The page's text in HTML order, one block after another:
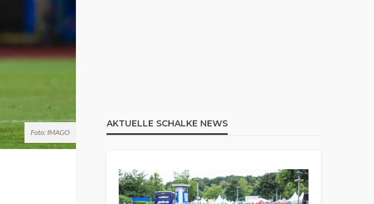
Foto: IMAGO
AKTUELLE SCHALKE NEWS